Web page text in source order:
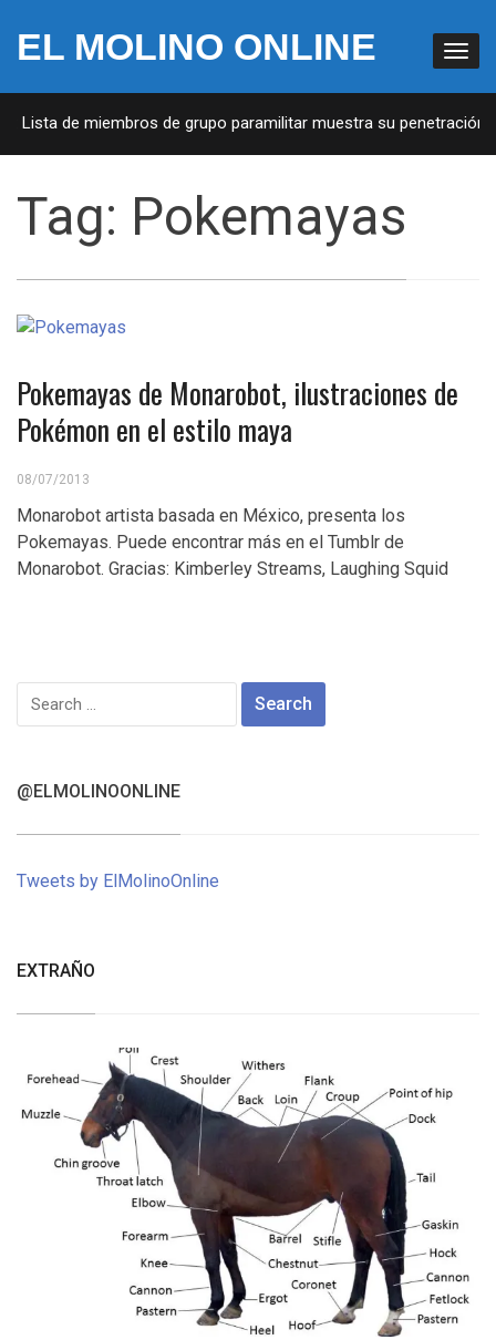
EL MOLINO ONLINE
Lista de miembros de grupo paramilitar muestra su penetración
Tag: Pokemayas
Pokemayas de Monarobot, ilustraciones de
Pokémon en el estilo maya
08/07/2013
Monarobot artista basada en México, presenta los
Pokemayas. Puede encontrar más en el Tumblr de
Monarobot. Gracias: Kimberley Streams, Laughing Squid
Search
@ELMOLINOONLINE
Tweets by ElMolinoOnline
EXTRAÑO